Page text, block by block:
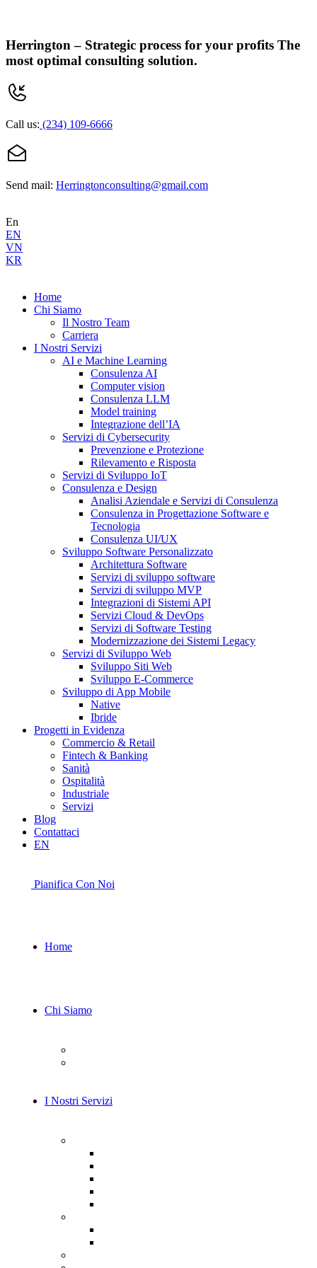
Herrington – Strategic process for your profits The
most optimal consulting solution.
Call us: (234) 109-6666
Send mail: Herringtonconsulting@gmail.com
En
EN
VN
KR
Home
Chi Siamo
Il Nostro Team
Carriera
I Nostri Servizi
AI e Machine Learning
Consulenza AI
Computer vision
Consulenza LLM
Model training
Integrazione dell’IA
Servizi di Cybersecurity
Prevenzione e Protezione
Rilevamento e Risposta
Servizi di Sviluppo IoT
Consulenza e Design
Analisi Aziendale e Servizi di Consulenza
Consulenza in Progettazione Software e
Tecnologia
Consulenza UI/UX
Sviluppo Software Personalizzato
Architettura Software
Servizi di sviluppo software
Servizi di sviluppo MVP
Integrazioni di Sistemi API
Servizi Cloud & DevOps
Servizi di Software Testing
Modernizzazione dei Sistemi Legacy
Servizi di Sviluppo Web
Sviluppo Siti Web
Sviluppo E-Commerce
Sviluppo di App Mobile
Native
Ibride
Progetti in Evidenza
Commercio & Retail
Fintech & Banking
Sanità
Ospitalità
Industriale
Servizi
Blog
Contattaci
EN
Pianifica Con Noi
Home
Chi Siamo
I Nostri Servizi